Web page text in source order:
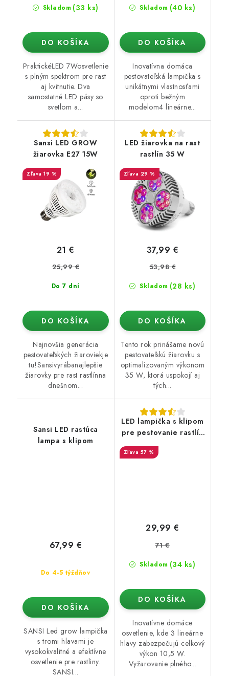
Skladom (33 ks)
DO KOŠÍKA
PraktickéLED 7Wosvetlenie
s plným spektrom pre rast
aj kvitnutie. Dva
samostatné LED pásy so
svetlom a...
Skladom (40 ks)
DO KOŠÍKA
Inovatívna domáca
pestovateľská lampička s
unikátnymi vlastnosťami
oproti bežným
modelom4 lineárne...
Sansi LED GROW
žiarovka E27 15W
19 %
Do 7 dní
21 €
25,99 €
DO KOŠÍKA
Najnovšia generácia
pestovateľských žiaroviekje
tu!Sansivyrábanajlepšie
žiarovky pre rast rastlínna
dnešnom...
LED žiarovka na rast
rastlín 35 W
29 %
Skladom (28 ks)
37,99 €
53,98 €
DO KOŠÍKA
Tento rok prinášame novú
pestovateľskú žiarovku s
optimalizovaným výkonom
35 W, ktorá uspokojí aj
tých...
Sansi LED rastúca
lampa s klipom
Do 4-5 týždňov
67,99 €
DO KOŠÍKA
SANSI Led grow lampička
s tromi hlavami je
vysokokvalitné a efektívne
osvetlenie pre rastliny.
SANSI...
LED lampička s klipom
pre pestovanie rastlín
3 hlavy
57 %
Skladom (34 ks)
29,99 €
71 €
DO KOŠÍKA
Inovatívne domáce
osvetlenie, kde 3 lineárne
hlavy zabezpečujú celkový
výkon 10,5 W.
Vyžarovanie plného...